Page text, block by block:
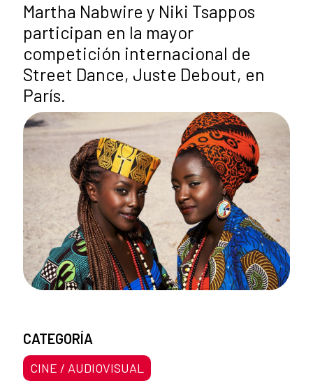
Martha Nabwire y Niki Tsappos
participan en la mayor
competición internacional de
Street Dance, Juste Debout, en
París.
CATEGORÍA
CINE / AUDIOVISUAL